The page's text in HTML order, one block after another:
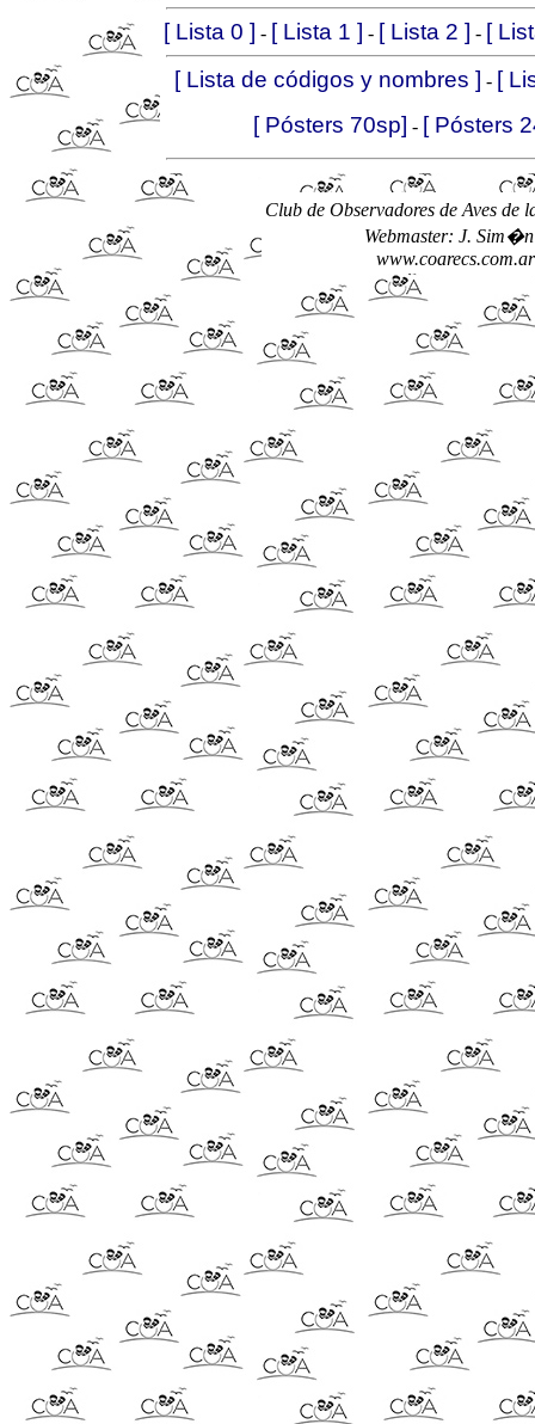
[ Lista 0 ] - [ Lista 1 ] - [ Lista 2 ] - [
[ Lista de códigos y nombres ] - [
[ Pósters 70sp] - [ Pósters
Club de Observadores de Aves
Webmaster: J.